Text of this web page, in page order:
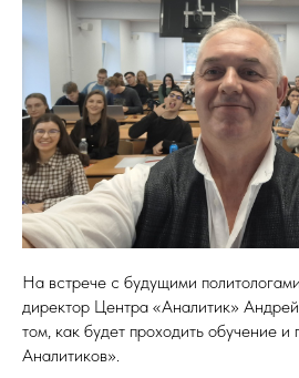
На встрече с будущими
директор Центра «Аналитик»
том, как будет проходить обучение
Аналитиков».